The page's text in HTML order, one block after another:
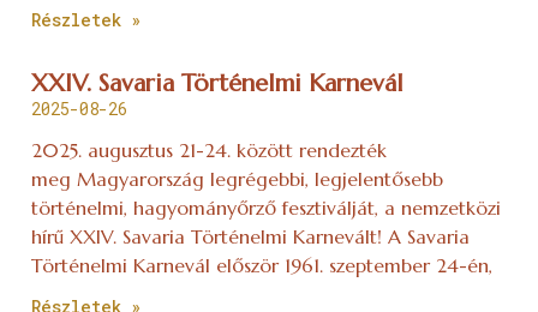
Részletek »
XXIV. Savaria Történelmi Karnevál
2025-08-26
2025. augusztus 21-24. között rendezték
meg Magyarország legrégebbi, legjelentősebb
történelmi, hagyományőrző fesztiválját, a nemzetközi
hírű XXIV. Savaria Történelmi Karnevált! A Savaria
Történelmi Karnevál először 1961. szeptember 24-én,
Részletek »